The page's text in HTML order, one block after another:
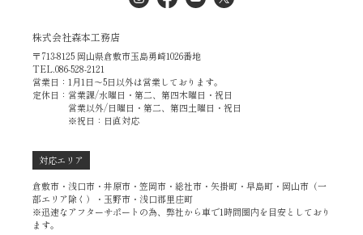
株式会社森本工務店
〒713-8125 岡山県倉敷市玉島勇崎1026番地
TEL.086-528-2121
営業日：1月1日～5日以外は営業しております。
定休日：営業課/水曜日・第二、第四木曜日・祝日
営業以外/日曜日・第二、第四土曜日・祝日
※祝日：日直対応
対応エリア
倉敷市・浅口市・井原市・笠岡市・総社市・矢掛町・早島町・岡山市（一
部エリア除く）・玉野市・浅口郡里庄町
※迅速なアフターサポートの為、弊社から車で1時間圏内を目安としており
ます。